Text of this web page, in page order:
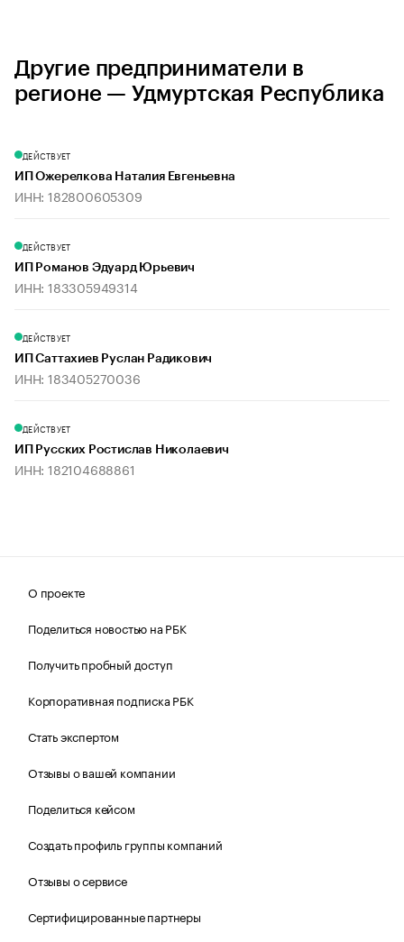
Другие предприниматели в
регионе — Удмуртская Республика
ДЕЙСТВУЕТ
ИП Ожерелкова Наталия Евгеньевна
ИНН: 182800605309
ДЕЙСТВУЕТ
ИП Романов Эдуард Юрьевич
ИНН: 183305949314
ДЕЙСТВУЕТ
ИП Саттахиев Руслан Радикович
ИНН: 183405270036
ДЕЙСТВУЕТ
ИП Русских Ростислав Николаевич
ИНН: 182104688861
О проекте
Поделиться новостью на РБК
Получить пробный доступ
Корпоративная подписка РБК
Стать экспертом
Отзывы о вашей компании
Поделиться кейсом
Создать профиль группы компаний
Отзывы о сервисе
Сертифицированные партнеры